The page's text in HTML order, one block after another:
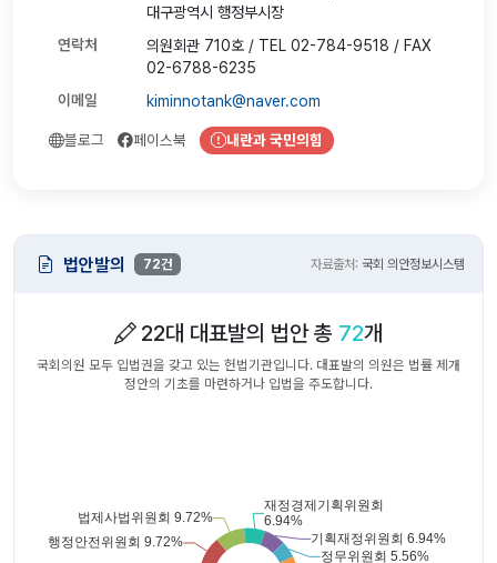
대구광역시 행정부시장
연락처
의원회관 710호 / TEL 02-784-9518 / FAX
02-6788-6235
이메일
kiminnotank@naver.com
블로그 페이스북 내란과 국민의힘
법안발의 72건 자료출처: 국회 의안정보시스템
22대 대표발의 법안 총 72개
국회의원 모두 입법권을 갖고 있는 헌법기관입니다. 대표발의 의원은 법률 제개
정안의 기초를 마련하거나 입법을 주도합니다.